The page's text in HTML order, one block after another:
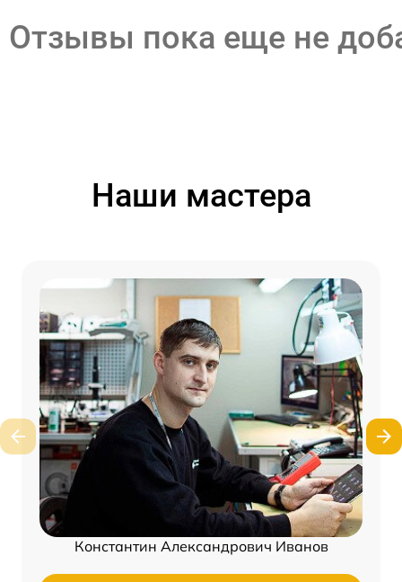
Отзывы пока еще не
Наши мастера
Константин Александрович Иванов